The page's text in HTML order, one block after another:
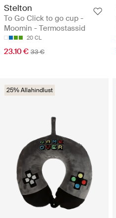
Stelton
To Go Click to go cup -
Moomin - Termostassid
20 CL
23.10 € 33 €
25% Allahindlust